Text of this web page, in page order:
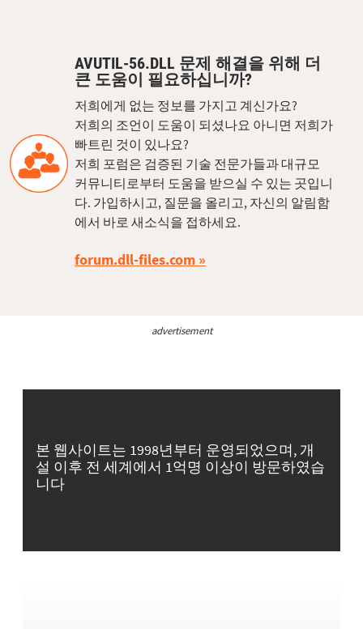
AVUTIL-56.DLL 문제 해결을 위해 더
큰 도움이 필요하십니까?
저희에게 없는 정보를 가지고 계신가요?
저희의 조언이 도움이 되셨나요 아니면 저희가
빠트린 것이 있나요?
저희 포럼은 검증된 기술 전문가들과 대규모
커뮤니티로부터 도움을 받으실 수 있는 곳입니
다. 가입하시고, 질문을 올리고, 자신의 알림함
에서 바로 새소식을 접하세요.
forum.dll-files.com
advertisement
본 웹사이트는 1998년부터 운영되었으며, 개
설 이후 전 세계에서 1억명 이상이 방문하였습
니다